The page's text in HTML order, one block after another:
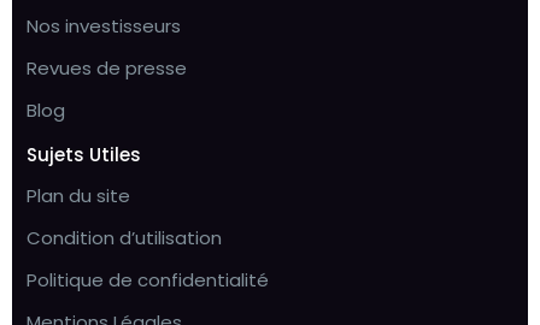
Nos investisseurs
Revues de presse
Blog
Sujets Utiles
Plan du site
Condition d’utilisation
Politique de confidentialité